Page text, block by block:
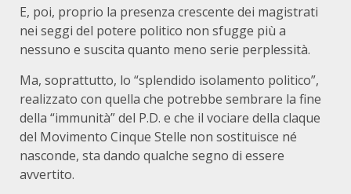
E, poi, proprio la presenza crescente dei magistrati
nei seggi del potere politico non sfugge più a
nessuno e suscita quanto meno serie perplessità.
Ma, soprattutto, lo “splendido isolamento politico”,
realizzato con quella che potrebbe sembrare la fine
della “immunità” del P.D. e che il vociare della claque
del Movimento Cinque Stelle non sostituisce né
nasconde, sta dando qualche segno di essere
avvertito.